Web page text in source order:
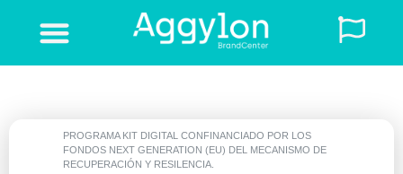
PROGRAMA KIT DIGITAL CONFINANCIADO POR LOS
FONDOS NEXT GENERATION (EU) DEL MECANISMO DE
RECUPERACIÓN Y RESILENCIA.